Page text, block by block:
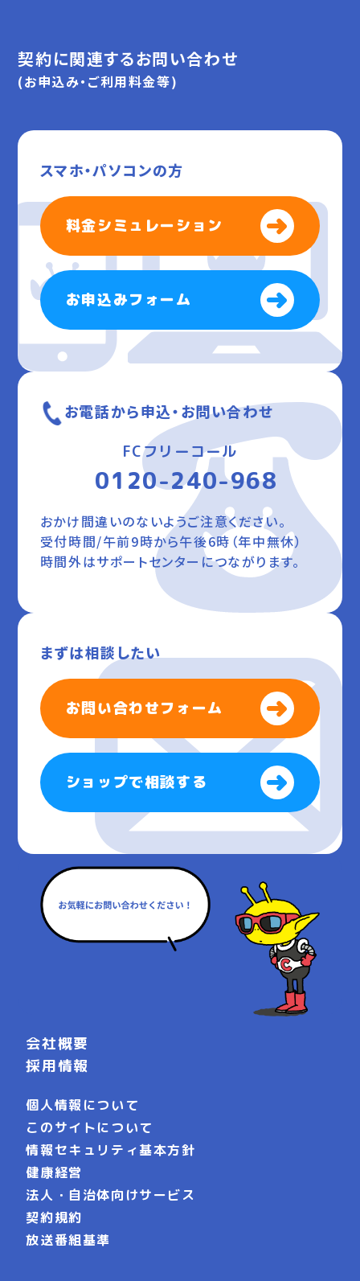
契約に関連するお問い合わせ
(お申込み・ご利用料金等)
スマホ・パソコンの方
料金シミュレーション
お申込みフォーム
お電話から申込・お問い合わせ
FCフリーコール
0120-240-968
おかけ間違いのないようご注意ください。
受付時間/午前9時から午後6時（年中無休）
時間外はサポートセンターにつながります。
まずは相談したい
お問い合わせフォーム
ショップで相談する
会社概要
採用情報
個人情報について
このサイトについて
情報セキュリティ基本方針
健康経営
法人・自治体向けサービス
契約規約
放送番組基準